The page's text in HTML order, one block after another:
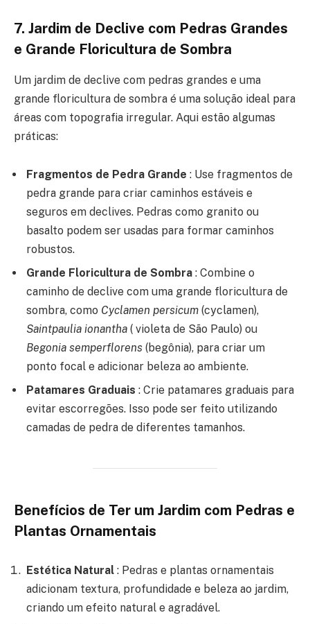
7. Jardim de Declive com Pedras Grandes
e Grande Floricultura de Sombra
Um jardim de declive com pedras grandes e uma
grande floricultura de sombra é uma solução ideal para
áreas com topografia irregular. Aqui estão algumas
práticas:
Fragmentos de Pedra Grande : Use fragmentos de
pedra grande para criar caminhos estáveis e
seguros em declives. Pedras como granito ou
basalto podem ser usadas para formar caminhos
robustos.
Grande Floricultura de Sombra : Combine o
caminho de declive com uma grande floricultura de
sombra, como Cyclamen persicum (cyclamen),
Saintpaulia ionantha ( violeta de São Paulo) ou
Begonia semperflorens (begônia), para criar um
ponto focal e adicionar beleza ao ambiente.
Patamares Graduais : Crie patamares graduais para
evitar escorregões. Isso pode ser feito utilizando
camadas de pedra de diferentes tamanhos.
Benefícios de Ter um Jardim com Pedras e
Plantas Ornamentais
Estética Natural : Pedras e plantas ornamentais
adicionam textura, profundidade e beleza ao jardim,
criando um efeito natural e agradável.